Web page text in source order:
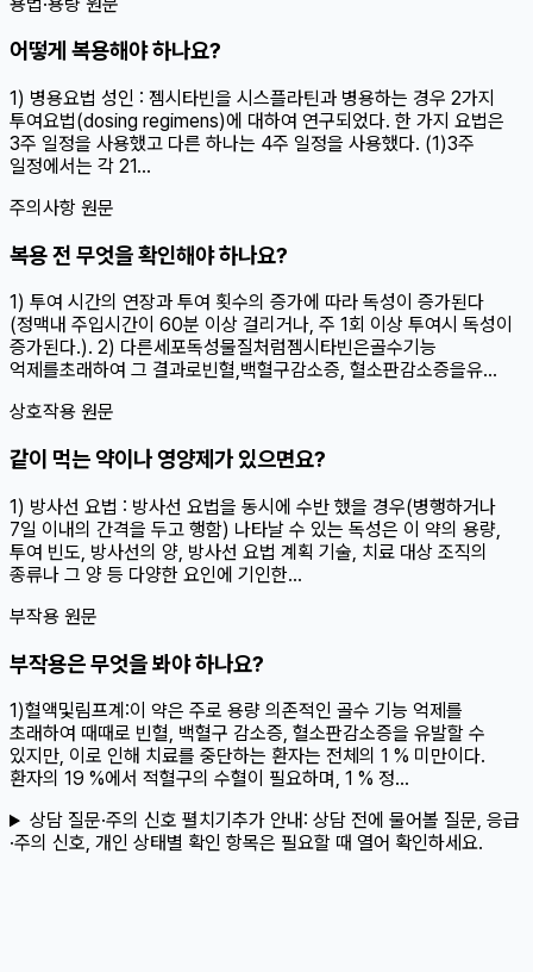
어떻게 복용해야 하나요?
1) 병용요법 성인 : 젬시타빈을 시스플라틴과 병용하는 경우 2가지
투여요법(dosing regimens)에 대하여 연구되었다. 한 가지 요법은
3주 일정을 사용했고 다른 하나는 4주 일정을 사용했다. (1)3주
일정에서는 각 21...
주의사항 원문
복용 전 무엇을 확인해야 하나요?
1) 투여 시간의 연장과 투여 횟수의 증가에 따라 독성이 증가된다
(정맥내 주입시간이 60분 이상 걸리거나, 주 1회 이상 투여시 독성이
증가된다.). 2) 다른세포독성물질처럼젬시타빈은골수기능
억제를초래하여 그 결과로빈혈,백혈구감소증, 혈소판감소증을유...
상호작용 원문
같이 먹는 약이나 영양제가 있으면요?
1) 방사선 요법 : 방사선 요법을 동시에 수반 했을 경우(병행하거나
7일 이내의 간격을 두고 행함) 나타날 수 있는 독성은 이 약의 용량,
투여 빈도, 방사선의 양, 방사선 요법 계획 기술, 치료 대상 조직의
종류나 그 양 등 다양한 요인에 기인한...
부작용 원문
부작용은 무엇을 봐야 하나요?
1)혈액및림프계:이 약은 주로 용량 의존적인 골수 기능 억제를
초래하여 때때로 빈혈, 백혈구 감소증, 혈소판감소증을 유발할 수
있지만, 이로 인해 치료를 중단하는 환자는 전체의 1 % 미만이다.
환자의 19 %에서 적혈구의 수혈이 필요하며, 1 % 정...
상담 질문·주의 신호 펼치기 추가 안내: 상담 전에 물어볼 질문, 응급
·주의 신호, 개인 상태별 확인 항목은 필요할 때 열어 확인하세요.